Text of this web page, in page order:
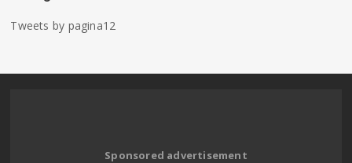
Tweets by pagina12
Sponsored advertisement